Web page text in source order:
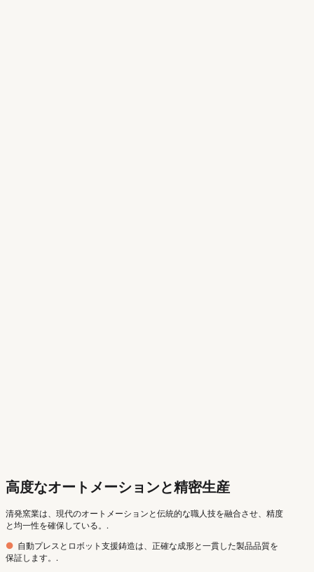
高度なオートメーションと精密生産
清発窯業は、現代のオートメーションと伝統的な職人技を融合させ、精度
と均一性を確保している。.
● 自動プレスとロボット支援鋳造は、正確な成形と一貫した製品品質を
保証します。.